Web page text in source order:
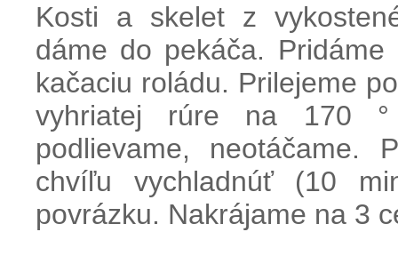
Kosti a skelet z
dáme do pekáča. Pridáme
kačaciu roládu. Prilejeme
vyhriatej
rúre na 170
°
podlievame, neotáčame.
chvíľu
vychladnúť (10
povrázku. Nakrájame na 3